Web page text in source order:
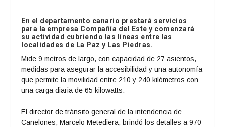
En el departamento canario prestará servicios
para la empresa Compañía del Este y comenzará
su actividad cubriendo las líneas entre las
localidades de La Paz y Las Piedras.
Mide 9 metros de largo, con capacidad de 27 asientos,
medidas para asegurar la accesibilidad y una autonomía
que permite la movilidad entre 210 y 240 kilómetros con
una carga diaria de 65 kilowatts.
El director de tránsito general de la intendencia de
Canelones, Marcelo Metediera, brindó los detalles a 970